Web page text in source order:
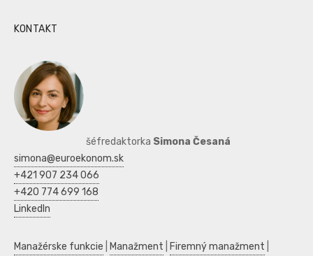
KONTAKT
šéfredaktorka Simona Česaná
simona@euroekonom.sk
+421 907 234 066
+420 774 699 168
LinkedIn
Manažérske funkcie Manažment Firemný manažment